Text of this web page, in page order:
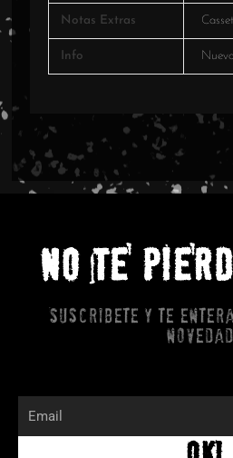
Notas Extras
Info
NO TE
Suscribete y te